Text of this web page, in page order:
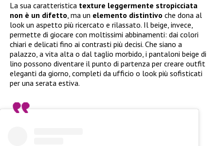
La sua caratteristica texture leggermente stropicciata
non è un difetto, ma un elemento distintivo che dona al
look un aspetto più ricercato e rilassato. Il beige, invece,
permette di giocare con moltissimi abbinamenti: dai colori
chiari e delicati fino ai contrasti più decisi. Che siano a
palazzo, a vita alta o dal taglio morbido, i pantaloni beige di
lino possono diventare il punto di partenza per creare outfit
eleganti da giorno, completi da ufficio o look più sofisticati
per una serata estiva.